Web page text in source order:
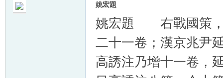
姚宏題
姚宏題 右戰國策，
二十一卷；漢京兆尹
高誘注乃增十一卷，